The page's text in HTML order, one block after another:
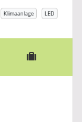
Klimaanlage LED